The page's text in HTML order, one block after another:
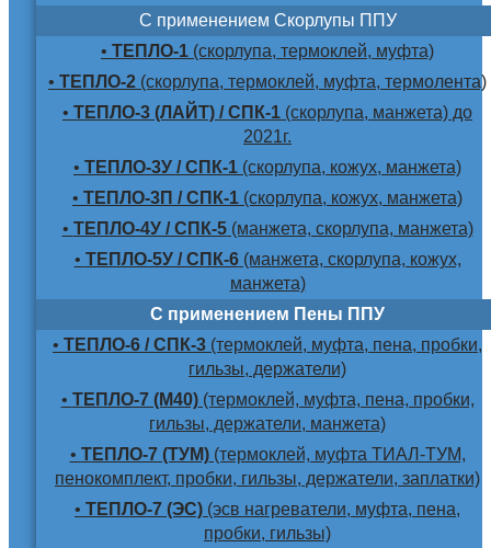
С применением Скорлупы ППУ
• ТЕПЛО-1 (скорлупа, термоклей, муфта)
• ТЕПЛО-2 (скорлупа, термоклей, муфта, термолента)
• ТЕПЛО-3 (ЛАЙТ) / СПК-1 (скорлупа, манжета) до
2021г.
• ТЕПЛО-3У / СПК-1 (скорлупа, кожух, манжета)
• ТЕПЛО-3П / СПК-1 (скорлупа, кожух, манжета)
• ТЕПЛО-4У / СПК-5(манжета, скорлупа, манжета)
• ТЕПЛО-5У / СПК-6(манжета, скорлупа, кожух,
манжета)
С применением Пены ППУ
• ТЕПЛО-6 / СПК-3 (термоклей, муфта, пена, пробки,
гильзы, держатели)
• ТЕПЛО-7 (М40)(термоклей, муфта, пена, пробки,
гильзы, держатели, манжета)
• ТЕПЛО-7 (ТУМ)(термоклей, муфта ТИАЛ-ТУМ,
пенокомплект, пробки, гильзы, держатели, заплатки)
• ТЕПЛО-7 (ЭС) (эсв нагреватели, муфта, пена,
пробки, гильзы)